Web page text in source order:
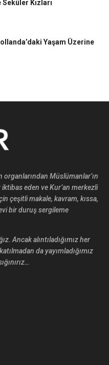
Kızları
Yaşam Üzerine
organlarından Müslümanlar’ın
eden ve Kur’an merkezli
çeşitli makale, kavram, kıssa,
bir duruş sergileme
Ancak alıntıladığımız her
da yayımladığımız